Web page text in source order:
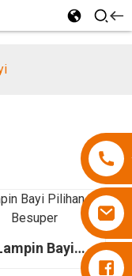
Bayi
Ibu Besuper